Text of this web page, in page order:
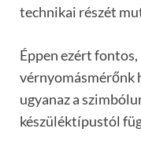
technikai részét
Éppen ezért
ugyanaz a
készüléktípustól